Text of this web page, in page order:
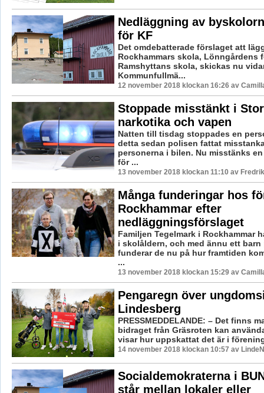
Nedläggning av
för KF
Det omdebatterade förslaget att
Rockhammars skola, Lönngårdens
Ramshyttans skola, skickas nu
Kommunfullmä...
12 november 2018 klockan 16:26 av
Stoppade misstänkt i
narkotika och vapen
Natten till tisdag stoppades en
detta sedan polisen fattat
personerna i bilen. Nu misstänks
för ...
13 november 2018 klockan 11:10 av
Många funderingar hos
Rockhammar efter
nedläggningsförslaget
Familjen Tegelmark i Rockhammar
i skolåldern, och med ännu ett barn
funderar de nu på hur framtiden
...
13 november 2018 klockan 15:29 av
Pengaregn över
Lindesberg
PRESSMEDDELANDE: – Det finns
bidraget från Gräsroten kan
visar hur uppskattat det är i
14 november 2018 klockan 10:57 av
Socialdemokraterna i
står mellan lokaler eller